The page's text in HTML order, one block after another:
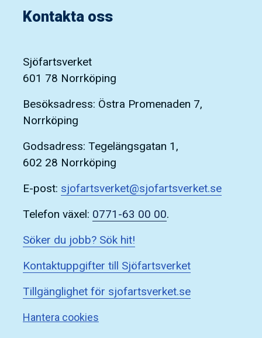
Kontakta oss
Sjöfartsverket
601 78 Norrköping
Besöksadress: Östra Promenaden 7,
Norrköping
Godsadress: Tegelängsgatan 1,
602 28 Norrköping
E-post: sjofartsverket@sjofartsverket.se
Telefon växel: 0771-63 00 00.
Söker du jobb? Sök hit!
Kontaktuppgifter till Sjöfartsverket
Tillgänglighet för sjofartsverket.se
Hantera cookies